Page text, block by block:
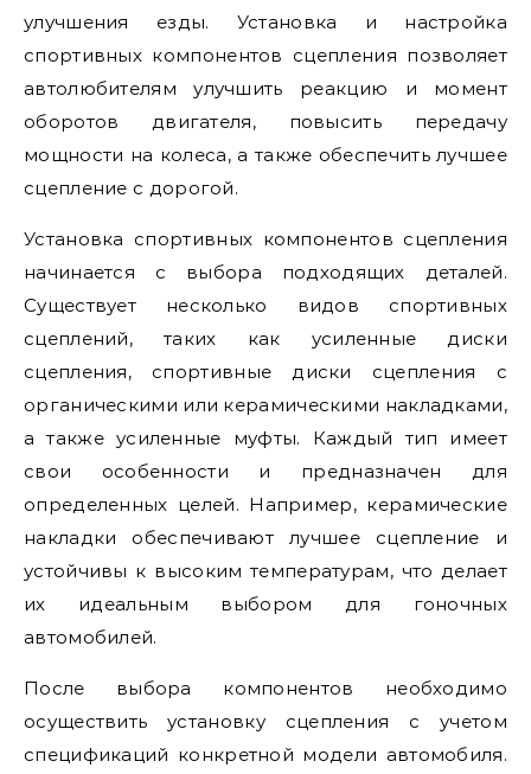
улучшения езды. Установка и настройка
спортивных компонентов сцепления позволяет
автолюбителям улучшить реакцию и момент
оборотов двигателя, повысить передачу
мощности на колеса, а также обеспечить лучшее
сцепление с дорогой.
Установка спортивных компонентов сцепления
начинается с выбора подходящих деталей.
Существует несколько видов спортивных
сцеплений, таких как усиленные диски
сцепления, спортивные диски сцепления с
органическими или керамическими накладками,
а также усиленные муфты. Каждый тип имеет
свои особенности и предназначен для
определенных целей. Например, керамические
накладки обеспечивают лучшее сцепление и
устойчивы к высоким температурам, что делает
их идеальным выбором для гоночных
автомобилей.
После выбора компонентов необходимо
осуществить установку сцепления с учетом
спецификаций конкретной модели автомобиля.